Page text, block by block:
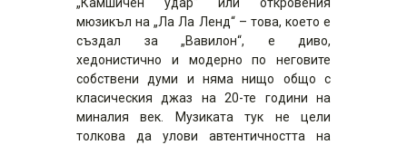
„Камшичен удар“ или откровения
мюзикъл на „Ла Ла Ленд“ – това, което е
създал за „Вавилон“, е диво,
хедонистично и модерно по неговите
собствени думи и няма нищо общо с
класическия джаз на 20-те години на
миналия век. Музиката тук не цели
толкова да улови автентичността на